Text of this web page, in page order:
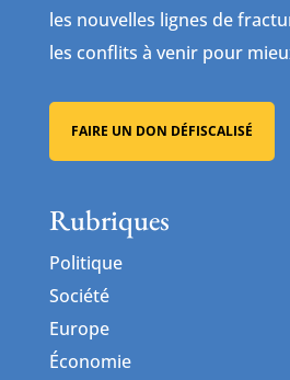
les nouvelles lignes de
les conflits à venir pour
FAIRE UN DON DÉFISCALISÉ
Rubriques
Politique
Société
Europe
Économie